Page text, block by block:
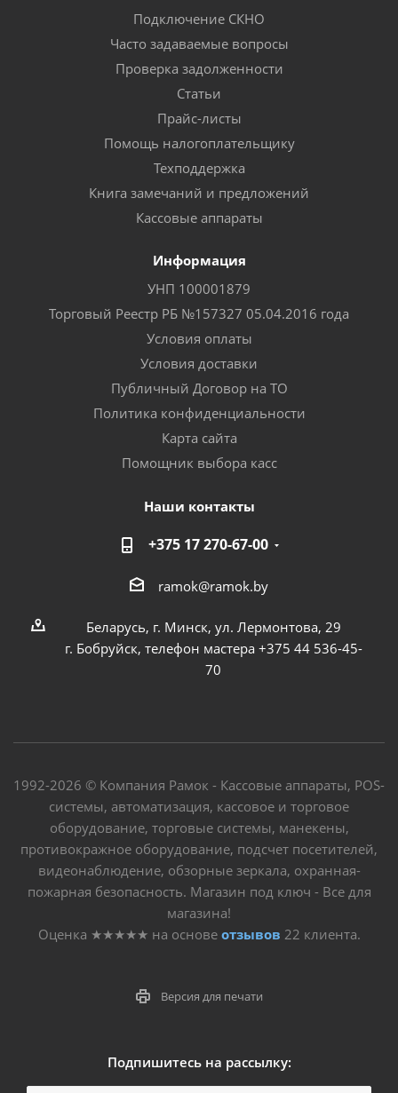
Подключение СКНО
Часто задаваемые вопросы
Проверка задолженности
Статьи
Прайс-листы
Помощь налогоплательщику
Техподдержка
Книга замечаний и предложений
Кассовые аппараты
Информация
УНП 100001879
Торговый Реестр РБ №157327 05.04.2016 года
Условия оплаты
Условия доставки
Публичный Договор на ТО
Политика конфиденциальности
Карта сайта
Помощник выбора касс
Наши контакты
+375 17 270-67-00
ramok@ramok.by
Беларусь, г. Минск, ул. Лермонтова, 29
г. Бобруйск, телефон мастера +375 44 536-45-
70
1992-2026 © Компания Рамок - Кассовые аппараты, POS-
системы, автоматизация, кассовое и торговое
оборудование, торговые системы, манекены,
противокражное оборудование, подсчет посетителей,
видеонаблюдение, обзорные зеркала, охранная-
пожарная безопасность. Магазин под ключ - Все для
магазина!
Оценка ★★★★★ на основе отзывов 22 клиента.
Версия для печати
Подпишитесь на рассылку: